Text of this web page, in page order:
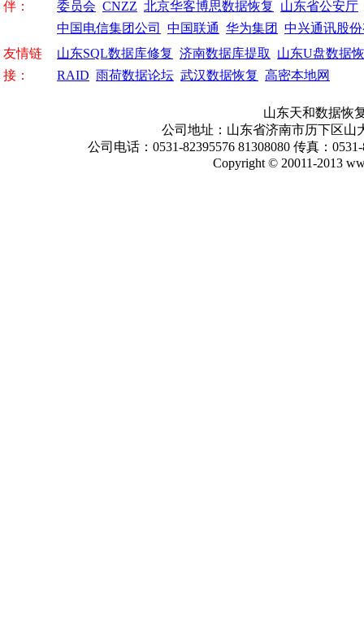
伴：
委员会 CNZZ 北京华客博思数据恢复
山东省公安厅
中国电信集团公司
中国联通 华为集团
中兴通讯股
友情链
接：
山东SQL数据库修复 济南数据库提取
山东U盘数据
RAID 雨荷数据论坛 武汉数据恢复 高密本地网
山东天和数据恢
公司地址：山东省济南市历下区山
公司电话：0531-82395576 81308080 传真：
Copyright © 20011-2013